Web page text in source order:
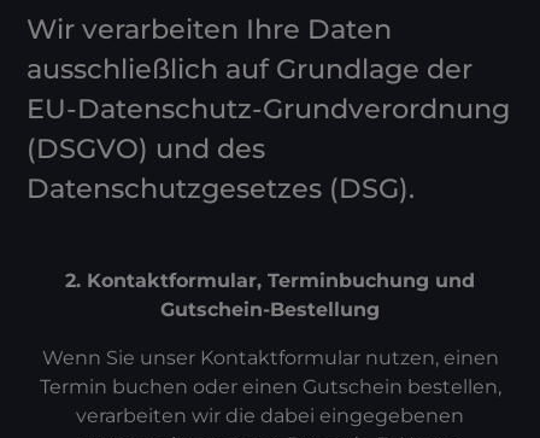
Wir verarbeiten Ihre Daten
ausschließlich auf Grundlage der
EU-Datenschutz-Grundverordnung
(DSGVO) und des
Datenschutzgesetzes (DSG).
2. Kontaktformular, Terminbuchung und
Gutschein-Bestellung
Wenn Sie unser Kontaktformular nutzen, einen
Termin buchen oder einen Gutschein bestellen,
verarbeiten wir die dabei eingegebenen